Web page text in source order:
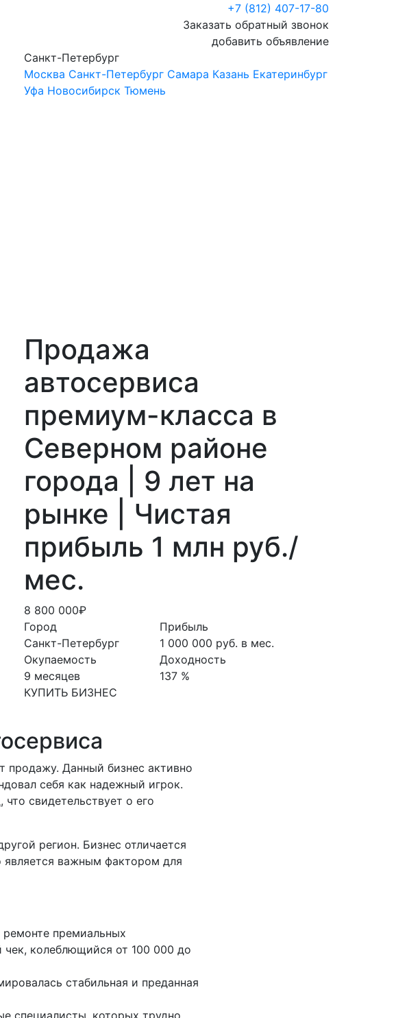
+7 (812) 407-17-80
Заказать обратный звонок
добавить объявление
Санкт-Петербург
Москва Санкт-Петербург Самара Казань Екатеринбург
Уфа Новосибирск Тюмень
Продажа
автосервиса
премиум-класса в
Северном районе
города | 9 лет на
рынке | Чистая
прибыль 1 млн руб./
мес.
8 800 000₽
Город
Санкт-Петербург
Окупаемость
9 месяцев
КУПИТЬ БИЗНЕС
Прибыль
1 000 000 руб. в мес.
Доходность
137 %
продажу. Данный бизнес активно
себя как надежный игрок.
свидетельствует о его
регион. Бизнес отличается
является важным фактором для
ремонте премиальных
чек, колеблющийся от 100 000 до
стабильная и преданная
специалисты, которых трудно